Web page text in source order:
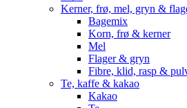
Kerner, frø, mel, gryn &
Bagemix
Korn, frø & kerner
Mel
Flager & gryn
Fibre, klid, rasp &
Te, kaffe & kakao
Kakao